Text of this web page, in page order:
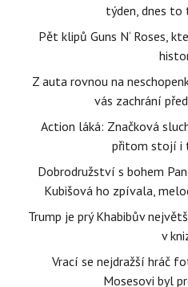
týden, dnes to
Pět klipů Guns N‘ Roses,
Z auta rovnou na
vás zachrání
Action láká: Značková
přitom stojí i
Dobrodružství s bohem
Kubišová ho zpívala,
Trump je prý Khabibův
v
Vrací se nejdražší hráč
Mosesovi byl